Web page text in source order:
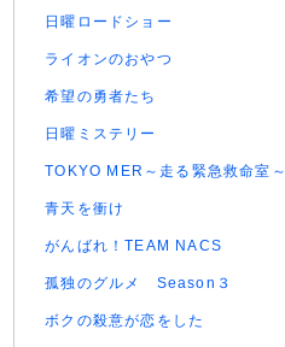
日曜ロードショー
ライオンのおやつ
希望の勇者たち
日曜ミステリー
TOKYO MER～走る緊急救命室～
青天を衝け
がんばれ！TEAM NACS
孤独のグルメ Season３
ボクの殺意が恋をした